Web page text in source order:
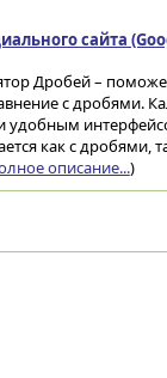
сайта
Дробей –
с дробями.
удобным
как с дробями,
описание...)